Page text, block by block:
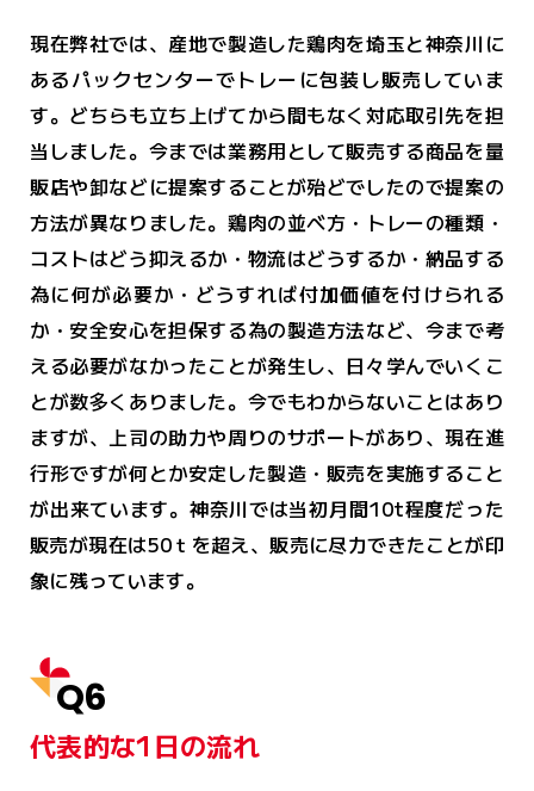
現在弊社では、産地で製造した鶏肉を埼玉と神奈川に
あるパックセンターでトレーに包装し販売していま
す。どちらも立ち上げてから間もなく対応取引先を担
当しました。今までは業務用として販売する商品を量
販店や卸などに提案することが殆どでしたので提案の
方法が異なりました。鶏肉の並べ方・トレーの種類・
コストはどう抑えるか・物流はどうするか・納品する
為に何が必要か・どうすれば付加価値を付けられる
か・安全安心を担保する為の製造方法など、今まで考
える必要がなかったことが発生し、日々学んでいくこ
とが数多くありました。今でもわからないことはあり
ますが、上司の助力や周りのサポートがあり、現在進
行形ですが何とか安定した製造・販売を実施すること
が出来ています。神奈川では当初月間10t程度だった
販売が現在は50ｔを超え、販売に尽力できたことが印
象に残っています。
Q6
代表的な1日の流れ